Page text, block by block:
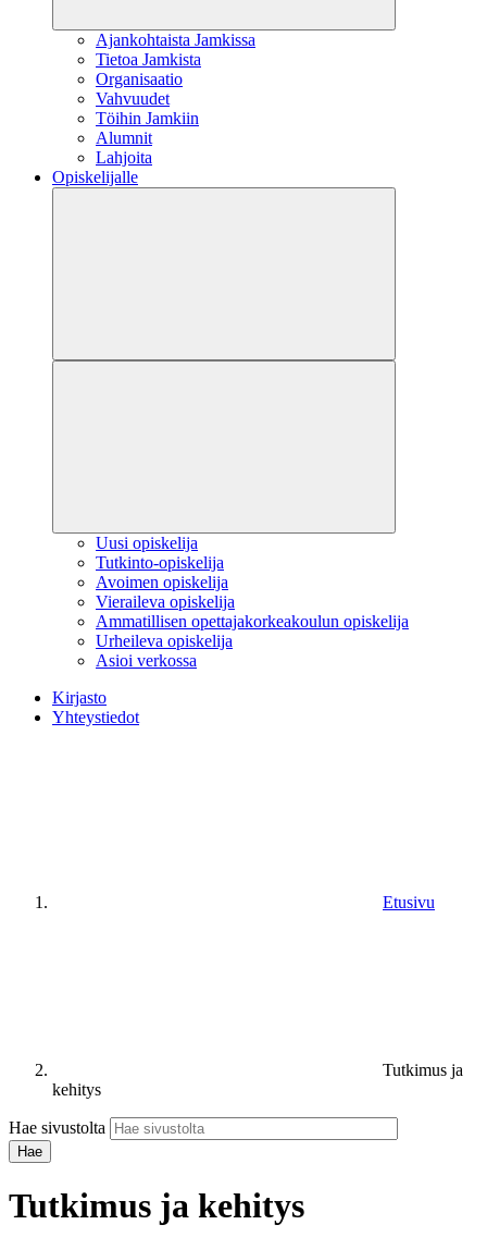
Ajankohtaista Jamkissa
Tietoa Jamkista
Organisaatio
Vahvuudet
Töihin Jamkiin
Alumnit
Lahjoita
Opiskelijalle
Uusi opiskelija
Tutkinto-opiskelija
Avoimen opiskelija
Vieraileva opiskelija
Ammatillisen opettajakorkeakoulun opiskelija
Urheileva opiskelija
Asioi verkossa
Kirjasto
Yhteystiedot
Etusivu
Tutkimus ja
kehitys
Hae sivustolta
Tutkimus ja kehitys